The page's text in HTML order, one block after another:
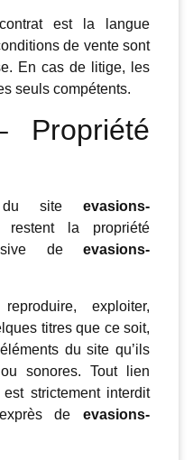
est la langue
de vente sont
En cas de litige, les
seuls compétents.
Propriété
du site evasions-
la propriété
de evasions-
exploiter,
titres que ce soit,
du site qu’ils
sonores. Tout lien
strictement interdit
de evasions-